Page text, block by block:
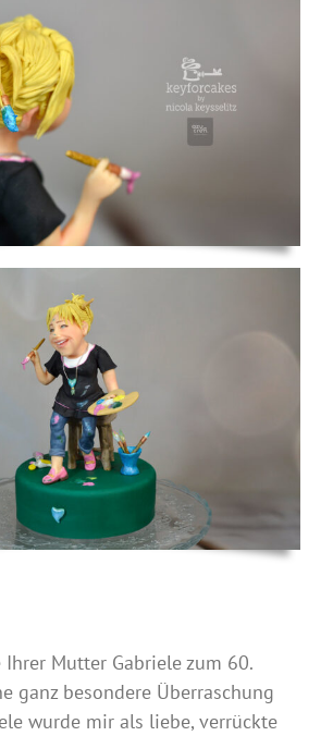
Mutter Gabriele zum 60.
ganz besondere Überraschung
wurde mir als liebe, verrückte